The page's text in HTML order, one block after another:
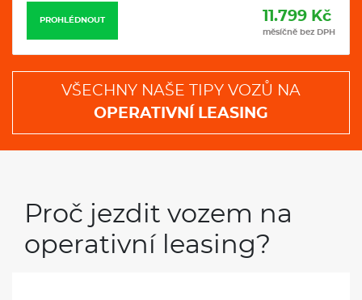
PROHLÉDNOUT 11.799 Kč
měsíčně bez DPH
VŠECHNY NAŠE TIPY VOZŮ NA
OPERATIVNÍ LEASING
Proč jezdit vozem na
operativní leasing?